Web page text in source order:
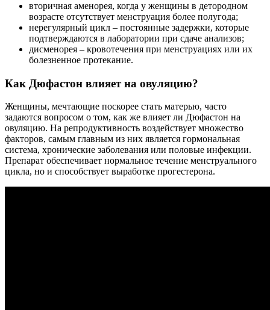
вторичная аменорея, когда у женщины в детородном
возрасте отсутствует менструация более полугода;
нерегулярный цикл – постоянные задержки, которые
подтверждаются в лаборатории при сдаче анализов;
дисменорея – кровотечения при менструациях или их
болезненное протекание.
Как Дюфастон влияет на овуляцию?
Женщины, мечтающие поскорее стать матерью, часто
задаются вопросом о том, как же влияет ли Дюфастон на
овуляцию. На репродуктивность воздействует множество
факторов, самым главным из них является гормональная
система, хронические заболевания или половые инфекции.
Препарат обеспечивает нормальное течение менструального
цикла, но и способствует выработке прогестерона.